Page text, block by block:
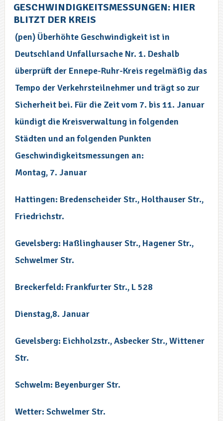
GESCHWINDIGKEITSMESSUNGEN: HIER
BLITZT DER KREIS
(pen) Überhöhte Geschwindigkeit ist in
Deutschland Unfallursache Nr. 1. Deshalb
überprüft der Ennepe-Ruhr-Kreis regelmäßig das
Tempo der Verkehrsteilnehmer und trägt so zur
Sicherheit bei. Für die Zeit vom 7. bis 11. Januar
kündigt die Kreisverwaltung in folgenden
Städten und an folgenden Punkten
Geschwindigkeitsmessungen an:
Montag, 7. Januar
Hattingen: Bredenscheider Str., Holthauser Str.,
Friedrichstr.
Gevelsberg: Haßlinghauser Str., Hagener Str.,
Schwelmer Str.
Breckerfeld: Frankfurter Str., L 528
Dienstag,8. Januar
Gevelsberg: Eichholzstr., Asbecker Str., Wittener
Str.
Schwelm: Beyenburger Str.
Wetter: Schwelmer Str.